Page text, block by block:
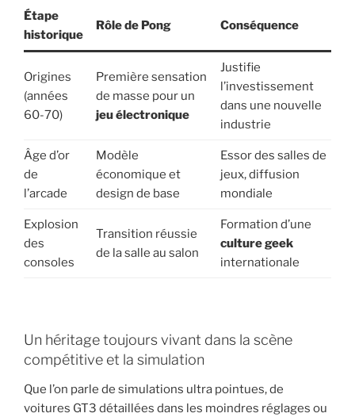
Étape
historique
Rôle de Pong Conséquence
Origines
(années
60-70)
Première sensation
de masse pour un
jeu électronique
Justifie
l’investissement
dans une nouvelle
industrie
Âge d’or
de
l’arcade
Modèle
économique et
design de base
Essor des salles de
jeux, diffusion
mondiale
Explosion
des
consoles
Transition réussie
de la salle au salon
Formation d’une
culture geek
internationale
Un héritage toujours vivant dans la scène
compétitive et la simulation
Que l’on parle de simulations ultra pointues, de
voitures GT3 détaillées dans les moindres réglages ou